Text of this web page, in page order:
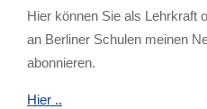
Hier können Sie als Lehrkraft
an Berliner Schulen meinen
abonnieren.
Hier ..